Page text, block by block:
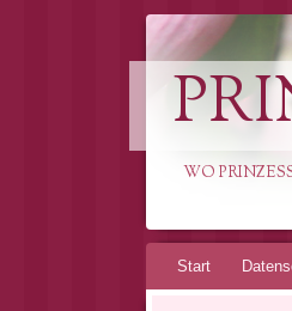
WO
Springe
Start